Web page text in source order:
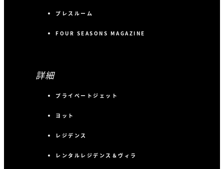
プレスルーム
FOUR SEASONS MAGAZINE
詳細
プライベートジェット
ヨット
レジデンス
レンタルレジデンス＆ヴィラ